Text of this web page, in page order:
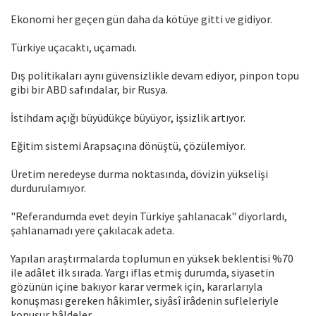
Ekonomi her geçen gün daha da kötüye gitti ve gidiyor.
Türkiye uçacaktı, uçamadı.
Dış politikaları aynı güvensizlikle devam ediyor, pinpon topu
gibi bir ABD safındalar, bir Rusya.
İstihdam açığı büyüdükçe büyüyor, işsizlik artıyor.
Eğitim sistemi Arapsaçına dönüştü, çözülemiyor.
Üretim neredeyse durma noktasında, dövizin yükselişi
durdurulamıyor.
"Referandumda evet deyin Türkiye şahlanacak" diyorlardı,
şahlanamadı yere çakılacak adeta.
Yapılan araştırmalarda toplumun en yüksek beklentisi %70
ile adâlet ilk sırada. Yargı iflas etmiş durumda, siyasetin
gözünün içine bakıyor karar vermek için, kararlarıyla
konuşması gereken hâkimler, siyâsî irâdenin sufleleriyle